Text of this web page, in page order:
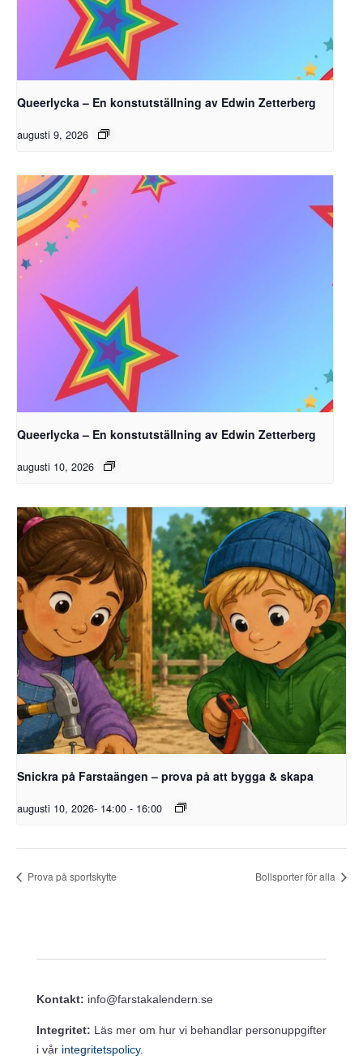
Queerlycka – En konstutställning av Edwin Zetterberg
augusti 9, 2026
Queerlycka – En konstutställning av Edwin Zetterberg
augusti 10, 2026
Snickra på Farstaängen – prova på att bygga & skapa
augusti 10, 2026- 14:00 - 16:00
Prova på sportskytte Bollsporter för alla
Kontakt: info@farstakalendern.se
Integritet: Läs mer om hur vi behandlar personuppgifter
i vår integritetspolicy.